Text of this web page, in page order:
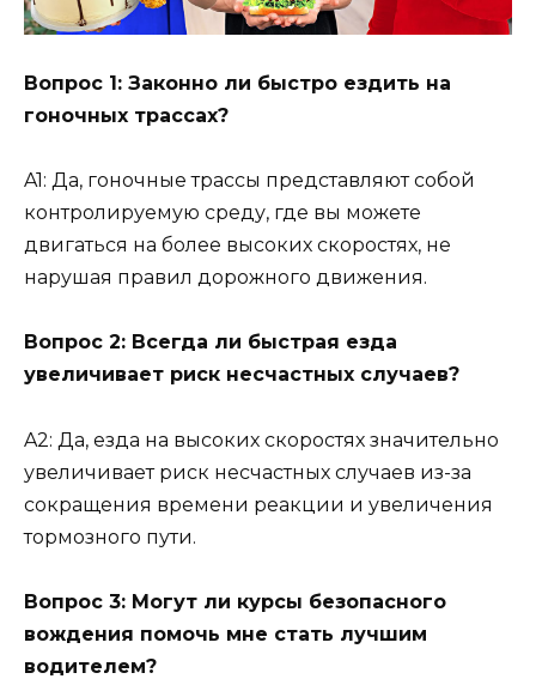
Вопрос 1: Законно ли быстро ездить на
гоночных трассах?
A1: Да, гоночные трассы представляют собой
контролируемую среду, где вы можете
двигаться на более высоких скоростях, не
нарушая правил дорожного движения.
Вопрос 2: Всегда ли быстрая езда
увеличивает риск несчастных случаев?
A2: Да, езда на высоких скоростях значительно
увеличивает риск несчастных случаев из-за
сокращения времени реакции и увеличения
тормозного пути.
Вопрос 3: Могут ли курсы безопасного
вождения помочь мне стать лучшим
водителем?